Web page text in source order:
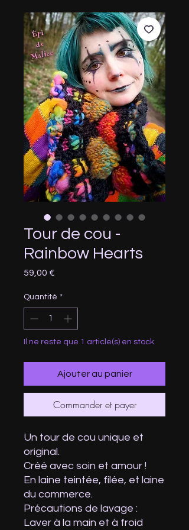
Tour de cou -
Rainbow Hearts
59,00 €
Quantité *
Il ne reste que 1 article(s) en stock
Ajouter au panier
Commander et payer
Un tour de cou unique et
original.
Créé avec soin et amour !
En laine teintée, filée, et laine
du commerce.
Précautions de lavage :
Laver à la main et à froid